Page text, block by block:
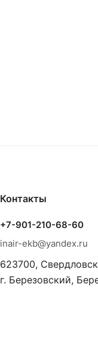
Контакты
+7-901-210-68-60
inair-ekb@yandex.ru
623700,
г. Березовский,